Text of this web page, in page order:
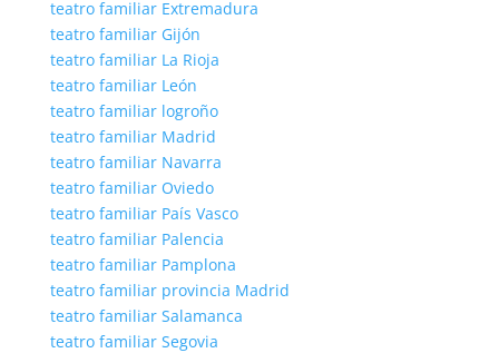
teatro familiar Extremadura
teatro familiar Gijón
teatro familiar La Rioja
teatro familiar León
teatro familiar logroño
teatro familiar Madrid
teatro familiar Navarra
teatro familiar Oviedo
teatro familiar País Vasco
teatro familiar Palencia
teatro familiar Pamplona
teatro familiar provincia Madrid
teatro familiar Salamanca
teatro familiar Segovia